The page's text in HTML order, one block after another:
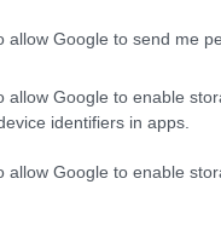
allow Google to send me
allow Google to enable
identifiers in apps.
allow Google to enable
i tuoi video
+39 345 356 7512